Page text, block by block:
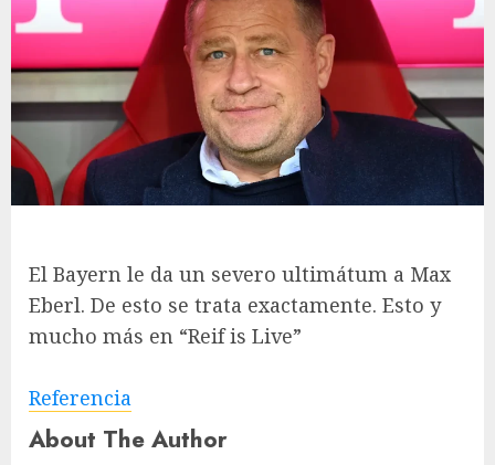
El Bayern le da un severo ultimátum a Max
Eberl. De esto se trata exactamente. Esto y
mucho más en “Reif is Live”
Referencia
About The Author